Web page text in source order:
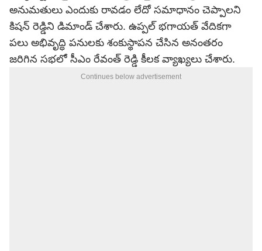
అనుమతులు ఎందుకు రావడం లేదో సమాధానం చెప్పాలని
కిషన్ రెడ్డిని డిమాండ్ చేశారు. ఉప్పల్ భగాయత్ వేదికగా
పలు అభివృద్ధి పనులకు శంకుస్థాపన చేసిన అనంతరం
జరిగిన సభలో సీఎం రేవంత్ రెడ్డి కీలక వ్యాఖ్యలు చేశారు.
Continues below advertisement